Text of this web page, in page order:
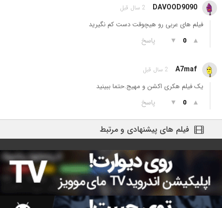
DAVOOD9090 2 سال قبل
فیلم های عربی رو هیچوقت دست کم نگیرید
▲
0
▼ پاسخ
A7maf 2 سال قبل
یک فیلم هکری اکشن و مهیج.حتما ببینید
▲
0
▼ پاسخ
فیلم های پیشنهادی و مرتبط